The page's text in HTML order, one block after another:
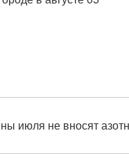
июля не вносят